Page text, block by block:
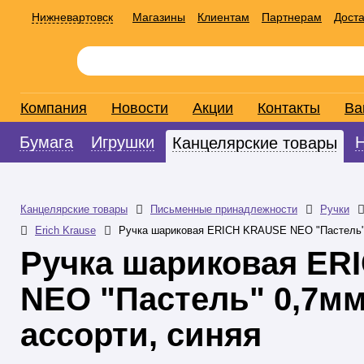
Нижневартовск Магазины Клиентам Партнерам
Компания Новости Акции Контакты
Бумага Игрушки Канцелярские товары
Канцелярские товары Письменные принадлежности
Ручки
Erich Krause
Ручка шариковая ERICH KRAUSE NEO
Ручка шариковая
NEO "Пастель"
ассорти, синяя